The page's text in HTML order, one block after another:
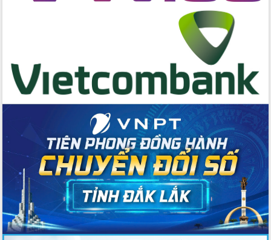
Quyền của người tiêu dùng Việt Nam
Tổ chức trang trọng Lễ hội Đền thờ
Lương Văn Chánh năm 2026
Phó Bí thư Tỉnh ủy Đắk Lắk Đỗ Hữu
Bệnh án điện tử thúc đẩy chuyển đổi
số y tế tại Đắk Lắk
Chuyển đổi số thư viện: Mở rộng
không gian tri thức trong thời đại số
Đánh giá, rút kinh nghiệm công tác tổ
chức diễn tập trước ngày bầu cử
Chương trình “Gặp gỡ hữu nghị –
Friendship Meeting New Year 2026”